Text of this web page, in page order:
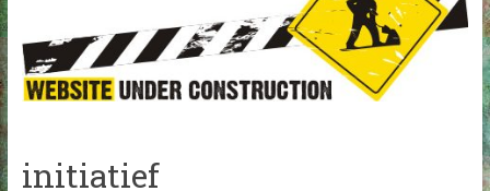
initiatief